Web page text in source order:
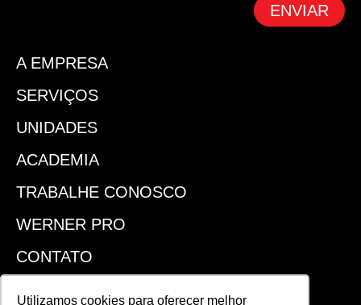
Utilizamos cookies para oferecer melhor
ENVIAR
A EMPRESA
SERVIÇOS
UNIDADES
ACADEMIA
TRABALHE CONOSCO
WERNER PRO
CONTATO